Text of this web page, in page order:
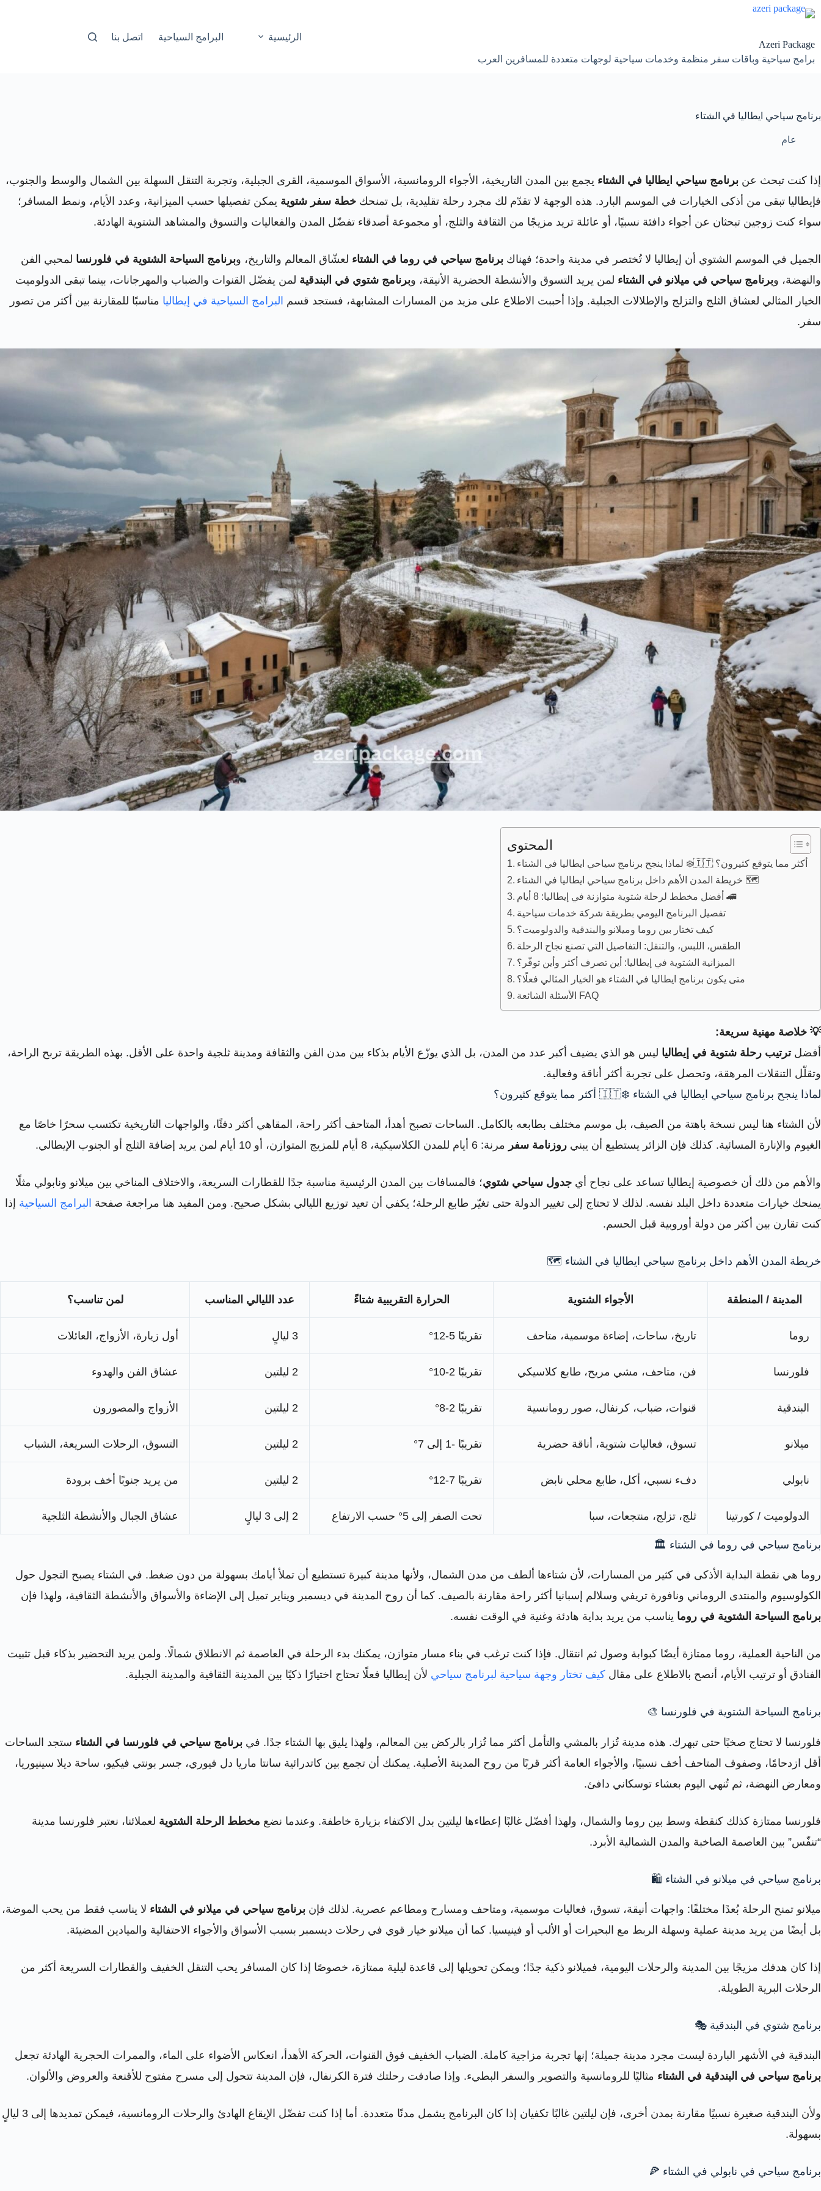
التجاوز
إلى
Azeri Package
برامج سياحية وباقات سفر منظمة وخدمات سياحية لوجهات متعددة للمسافرين العرب
الرئيسية البرامج السياحية اتصل بنا
برنامج سياحي ايطاليا في الشتاء
عام
إذا كنت تبحث عن برنامج سياحي ايطاليا في الشتاء يجمع بين المدن التاريخية، الأجواء الرومانسية، الأسواق الموسمية، القرى الجبلية، وتجربة التنقل السهلة بين الشمال والوسط والجنوب،
فإيطاليا تبقى من أذكى الخيارات في الموسم البارد. هذه الوجهة لا تقدّم لك مجرد رحلة تقليدية، بل تمنحك خطة سفر شتوية يمكن تفصيلها حسب الميزانية، وعدد الأيام، ونمط المسافر؛
سواء كنت زوجين تبحثان عن أجواء دافئة نسبيًا، أو عائلة تريد مزيجًا من الثقافة والثلج، أو مجموعة أصدقاء تفضّل المدن والفعاليات والتسوق والمشاهد الشتوية الهادئة.
الجميل في الموسم الشتوي أن إيطاليا لا تُختصر في مدينة واحدة؛ فهناك برنامج سياحي في روما في الشتاء لعشّاق المعالم والتاريخ، وبرنامج السياحة الشتوية في فلورنسا لمحبي الفن
والنهضة، وبرنامج سياحي في ميلانو في الشتاء لمن يريد التسوق والأنشطة الحضرية الأنيقة، وبرنامج شتوي في البندقية لمن يفضّل القنوات والضباب والمهرجانات، بينما تبقى الدولوميت
الخيار المثالي لعشاق الثلج والتزلج والإطلالات الجبلية. وإذا أحببت الاطلاع على مزيد من المسارات المشابهة، فستجد قسم البرامج السياحية في إيطاليا مناسبًا للمقارنة بين أكثر من تصور
سفر.
المحتوى
لماذا ينجح برنامج سياحي ايطاليا في الشتاء ❄️🇮🇹 أكثر مما يتوقع كثيرون؟
خريطة المدن الأهم داخل برنامج سياحي ايطاليا في الشتاء 🗺️
أفضل مخطط لرحلة شتوية متوازنة في إيطاليا: 8 أيام 🚄
تفصيل البرنامج اليومي بطريقة شركة خدمات سياحية
كيف تختار بين روما وميلانو والبندقية والدولوميت؟
الطقس، اللبس، والتنقل: التفاصيل التي تصنع نجاح الرحلة
الميزانية الشتوية في إيطاليا: أين تصرف أكثر وأين توفّر؟
متى يكون برنامج ايطاليا في الشتاء هو الخيار المثالي فعلًا؟
الأسئلة الشائعة FAQ
💡 خلاصة مهنية سريعة:
أفضلترتيب رحلة شتوية في إيطاليا ليس هو الذي يضيف أكبر عدد من المدن، بل الذي يوزّع الأيام بذكاء بين مدن الفن والثقافة ومدينة ثلجية واحدة على الأقل. بهذه الطريقة تربح الراحة،
وتقلّل التنقلات المرهقة، وتحصل على تجربة أكثر أناقة وفعالية.
لماذا ينجح برنامج سياحي ايطاليا في الشتاء ❄️🇮🇹 أكثر مما يتوقع كثيرون؟
لأن الشتاء هنا ليس نسخة باهتة من الصيف، بل موسم مختلف بطابعه بالكامل. الساحات تصبح أهدأ، المتاحف أكثر راحة، المقاهي أكثر دفئًا، والواجهات التاريخية تكتسب سحرًا خاصًا مع
الغيوم والإنارة المسائية. كذلك فإن الزائر يستطيع أن يبني روزنامة سفر مرنة: 6 أيام للمدن الكلاسيكية، 8 أيام للمزيج المتوازن، أو 10 أيام لمن يريد إضافة الثلج أو الجنوب الإيطالي.
والأهم من ذلك أن خصوصية إيطاليا تساعد على نجاح أي جدول سياحي شتوي؛ فالمسافات بين المدن الرئيسية مناسبة جدًا للقطارات السريعة، والاختلاف المناخي بين ميلانو ونابولي مثلًا
يمنحك خيارات متعددة داخل البلد نفسه. لذلك لا تحتاج إلى تغيير الدولة حتى تغيّر طابع الرحلة؛ يكفي أن تعيد توزيع الليالي بشكل صحيح. ومن المفيد هنا مراجعة صفحة البرامج السياحية إذا
كنت تقارن بين أكثر من دولة أوروبية قبل الحسم.
خريطة المدن الأهم داخل برنامج سياحي ايطاليا في الشتاء 🗺️
المدينة / المنطقة الأجواء الشتوية الحرارة التقريبية شتاءً عدد الليالي المناسب لمن تناسب؟
روما تاريخ، ساحات، إضاءة موسمية، متاحف تقريبًا 5-12° 3 ليالٍ أول زيارة، الأزواج، العائلات
فلورنسا فن، متاحف، مشي مريح، طابع كلاسيكي تقريبًا 2-10° 2 ليلتين عشاق الفن والهدوء
البندقية قنوات، ضباب، كرنفال، صور رومانسية تقريبًا 2-8° 2 ليلتين الأزواج والمصورون
ميلانو تسوق، فعاليات شتوية، أناقة حضرية تقريبًا -1 إلى 7° 2 ليلتين التسوق، الرحلات السريعة، الشباب
نابولي دفء نسبي، أكل، طابع محلي نابض تقريبًا 7-12° 2 ليلتين من يريد جنوبًا أخف برودة
الدولوميت / كورتينا ثلج، تزلج، منتجعات، سبا تحت الصفر إلى 5° حسب الارتفاع 2 إلى 3 ليالٍ عشاق الجبال والأنشطة الثلجية
برنامج سياحي في روما في الشتاء 🏛️
روما هي نقطة البداية الأذكى في كثير من المسارات، لأن شتاءها ألطف من مدن الشمال، ولأنها مدينة كبيرة تستطيع أن تملأ أيامك بسهولة من دون ضغط. في الشتاء يصبح التجول حول
الكولوسيوم والمنتدى الروماني ونافورة تريفي وسلالم إسبانيا أكثر راحة مقارنة بالصيف. كما أن روح المدينة في ديسمبر ويناير تميل إلى الإضاءة والأسواق والأنشطة الثقافية، ولهذا فإن
برنامج السياحة الشتوية في روما يناسب من يريد بداية هادئة وغنية في الوقت نفسه.
من الناحية العملية، روما ممتازة أيضًا كبوابة وصول ثم انتقال. فإذا كنت ترغب في بناء مسار متوازن، يمكنك بدء الرحلة في العاصمة ثم الانطلاق شمالًا. ولمن يريد التحضير بذكاء قبل تثبيت
الفنادق أو ترتيب الأيام، أنصح بالاطلاع على مقال كيف تختار وجهة سياحية لبرنامج سياحي لأن إيطاليا فعلًا تحتاج اختيارًا ذكيًا بين المدينة الثقافية والمدينة الجبلية.
برنامج السياحة الشتوية في فلورنسا 🎨
فلورنسا لا تحتاج صخبًا حتى تبهرك. هذه مدينة تُزار بالمشي والتأمل أكثر مما تُزار بالركض بين المعالم، ولهذا يليق بها الشتاء جدًا. في برنامج سياحي في فلورنسا في الشتاء ستجد الساحات
أقل ازدحامًا، وصفوف المتاحف أخف نسبيًا، والأجواء العامة أكثر قربًا من روح المدينة الأصلية. يمكنك أن تجمع بين كاتدرائية سانتا ماريا دل فيوري، جسر بونتي فيكيو، ساحة ديلا سينيوريا،
ومعارض النهضة، ثم تُنهي اليوم بعشاء توسكاني دافئ.
فلورنسا ممتازة كذلك كنقطة وسط بين روما والشمال، ولهذا أفضّل غالبًا إعطاءها ليلتين بدل الاكتفاء بزيارة خاطفة. وعندما نضع مخطط الرحلة الشتوية لعملائنا، نعتبر فلورنسا مدينة
“تنفّس” بين العاصمة الصاخبة والمدن الشمالية الأبرد.
برنامج سياحي في ميلانو في الشتاء 🛍️
ميلانو تمنح الرحلة بُعدًا مختلفًا: واجهات أنيقة، تسوق، فعاليات موسمية، ومتاحف ومسارح ومطاعم عصرية. لذلك فإن برنامج سياحي في ميلانو في الشتاء لا يناسب فقط من يحب الموضة،
بل أيضًا من يريد مدينة عملية وسهلة الربط مع البحيرات أو الألب أو فينيسيا. كما أن ميلانو خيار قوي في رحلات ديسمبر بسبب الأسواق والأجواء الاحتفالية والميادين المضيئة.
إذا كان هدفك مزيجًا بين المدينة والرحلات اليومية، فميلانو ذكية جدًا؛ ويمكن تحويلها إلى قاعدة ليلية ممتازة، خصوصًا إذا كان المسافر يحب التنقل الخفيف والقطارات السريعة أكثر من
الرحلات البرية الطويلة.
برنامج شتوي في البندقية 🎭
البندقية في الأشهر الباردة ليست مجرد مدينة جميلة؛ إنها تجربة مزاجية كاملة. الضباب الخفيف فوق القنوات، الحركة الأهدأ، انعكاس الأضواء على الماء، والممرات الحجرية الهادئة تجعل
برنامج سياحي في البندقية في الشتاء مثاليًا للرومانسية والتصوير والسفر البطيء. وإذا صادفت رحلتك فترة الكرنفال، فإن المدينة تتحول إلى مسرح مفتوح للأقنعة والعروض والألوان.
ولأن البندقية صغيرة نسبيًا مقارنة بمدن أخرى، فإن ليلتين غالبًا تكفيان إذا كان البرنامج يشمل مدنًا متعددة. أما إذا كنت تفضّل الإيقاع الهادئ والرحلات الرومانسية، فيمكن تمديدها إلى 3 ليالٍ
بسهولة.
برنامج سياحي في نابولي في الشتاء 🍕